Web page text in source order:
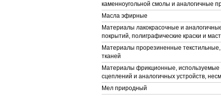
каменноугольной смолы и аналогичные
Масла эфирные
Материалы лакокрасочные и
покрытий, полиграфические краски и
Материалы прорезиненные
тканей
Материалы фрикционные, используемые
сцеплений и аналогичных устройств,
Мел природный